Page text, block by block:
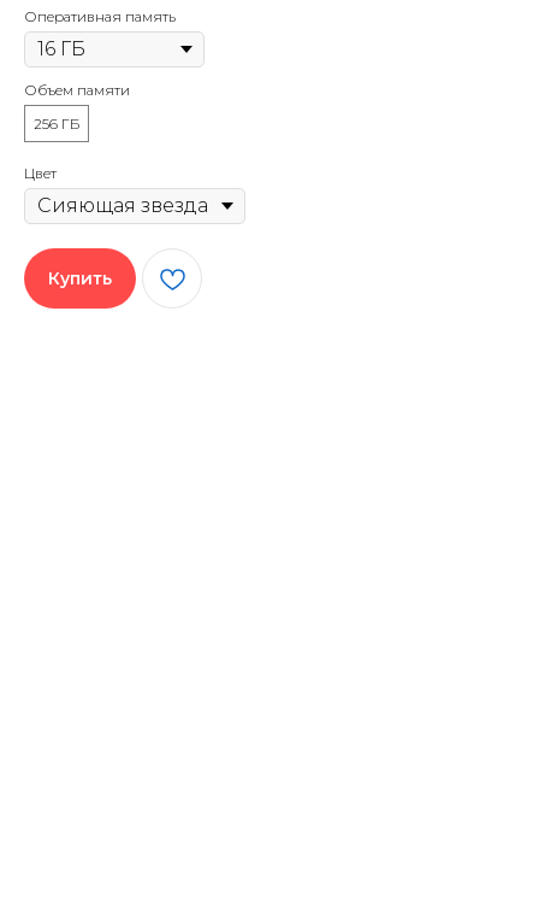
Оперативная память
Объем памяти
256 ГБ
Цвет
Купить